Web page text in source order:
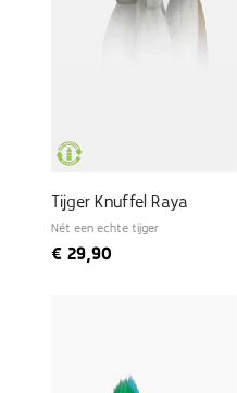
Tijger Knuffel Raya
Nét een echte tijger
€ 29,90